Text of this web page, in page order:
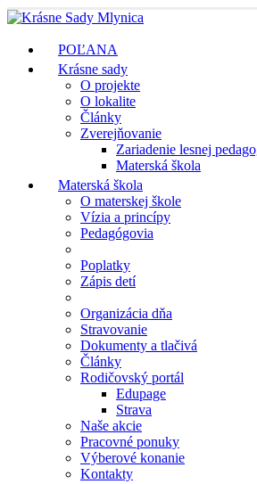
POĽANA
Krásne sady
O projekte
O lokalite
Články
Zverejňovanie
Zariadenie lesnej
Materská škola
Materská škola
O materskej škole
Vízia a princípy
Pedagógovia
Poplatky
Zápis detí
Organizácia dňa
Stravovanie
Dokumenty a tlačivá
Články
Rodičovský portál
Edupage
Strava
Naše akcie
Pracovné ponuky
Výberové konanie
Kontakty